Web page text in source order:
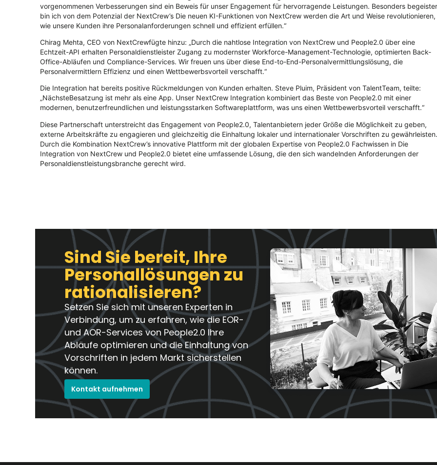
vorgenommenen Verbesserungen sind ein Beweis für unser Engagement für hervorragende Leistungen. Besonders
bin ich von dem Potenzial der NextCrew’s Die neuen KI-Funktionen von NextCrew werden die Art und Weise revolutionieren,
wie unsere Kunden ihre Personalanforderungen schnell und effizient erfüllen.“
Chirag Mehta, CEO von NextCrewfügte hinzu: „Durch die nahtlose Integration von NextCrew und People2.0 über eine
Echtzeit-API erhalten Personaldienstleister Zugang zu modernster Workforce-Management-Technologie, optimierten Back-
Office-Abläufen und Compliance-Services. Wir freuen uns über diese End-to-End-Personalvermittlungslösung, die
Personalvermittlern Effizienz und einen Wettbewerbsvorteil verschafft.“
Die Integration hat bereits positive Rückmeldungen von Kunden erhalten. Steve Pluim, Präsident von TalentTeam, teilte:
„NächsteBesatzung ist mehr als eine App. Unser NextCrew Integration kombiniert das Beste von People2.0 mit einer
modernen, benutzerfreundlichen und leistungsstarken Softwareplattform, was uns einen Wettbewerbsvorteil verschafft.“
Diese Partnerschaft unterstreicht das Engagement von People2.0, Talentanbietern jeder Größe die Möglichkeit zu geben,
externe Arbeitskräfte zu engagieren und gleichzeitig die Einhaltung lokaler und internationaler Vorschriften zu gewährleisten.
Durch die Kombination NextCrew’s innovative Plattform mit der globalen Expertise von People2.0 Fachwissen in Die
Integration von NextCrew und People2.0 bietet eine umfassende Lösung, die den sich wandelnden Anforderungen der
Personaldienstleistungsbranche gerecht wird.
Sind Sie bereit, Ihre
Personallösungen zu
rationalisieren?
Setzen Sie sich mit unseren Experten in
Verbindung, um zu erfahren, wie die EOR-
und AOR-Services von People2.0 Ihre
Abläufe optimieren und die Einhaltung von
Vorschriften in jedem Markt sicherstellen
können.
Kontakt aufnehmen